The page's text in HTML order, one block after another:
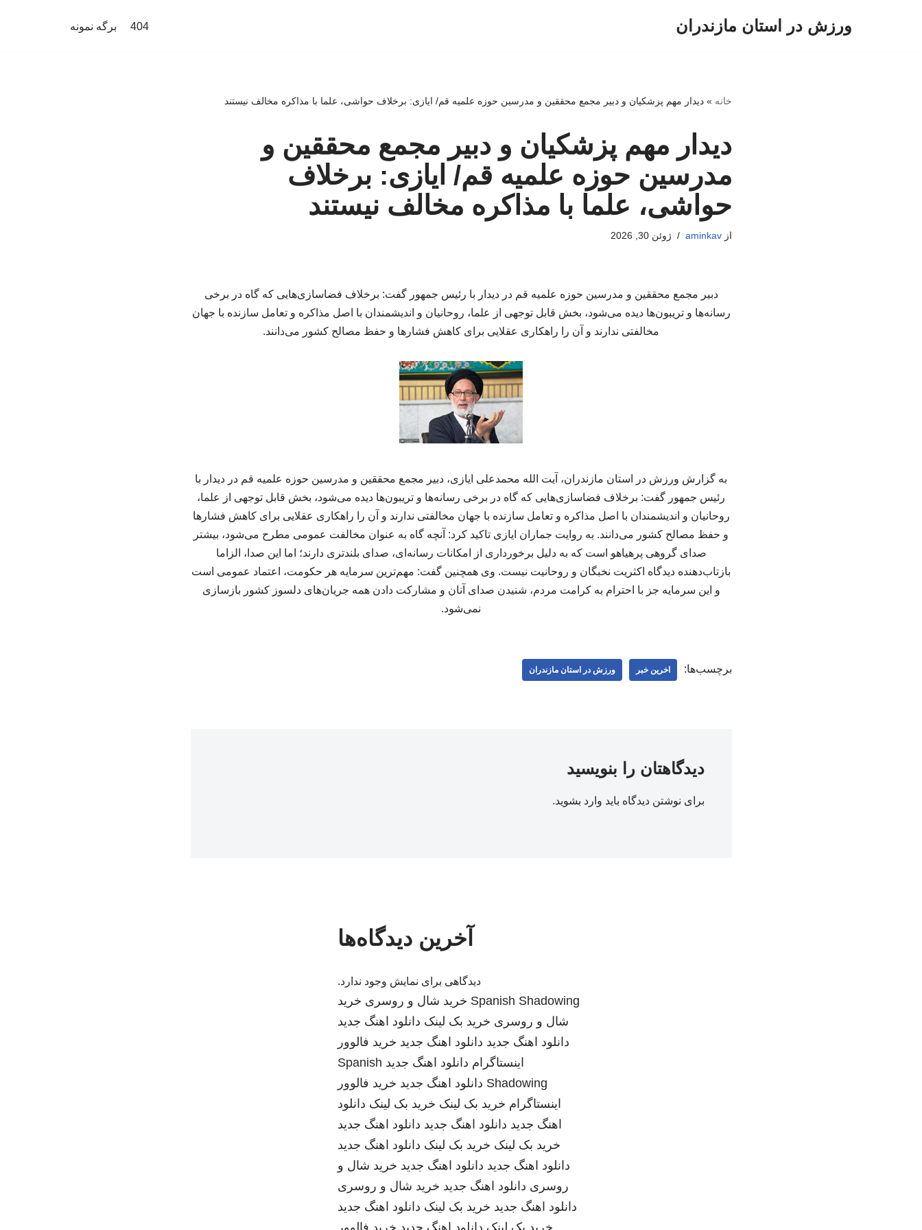
ورزش در استان مازندران 404 برگه نمونه
خانه »دیدار مهم پزشکیان و دبیر مجمع محققین و مدرسین حوزه علمیه قم/ ایازی: برخلاف حواشی، علما با مذاکره مخالف نیستند
دیدار مهم پزشکیان و دبیر مجمع محققین و
مدرسین حوزه علمیه قم/ ایازی: برخلاف
حواشی، علما با مذاکره مخالف نیستند
ازaminkav ژوئن 30, 2026
دبیر مجمع محققین و مدرسین حوزه علمیه قم در دیدار با رئیس جمهور گفت: برخلاف فضاسازی‌هایی که گاه در برخی
رسانه‌ها و تریبون‌ها دیده می‌شود، بخش قابل توجهی از علما، روحانیان و اندیشمندان با اصل مذاکره و تعامل سازنده با جهان
مخالفتی ندارند و آن را راهکاری عقلایی برای کاهش فشارها و حفظ مصالح کشور می‌دانند.
به گزارش ورزش در استان مازندران، آیت الله محمدعلی ایازی، دبیر مجمع محققین و مدرسین حوزه علمیه قم در دیدار با
رئیس جمهور گفت: برخلاف فضاسازی‌هایی که گاه در برخی رسانه‌ها و تریبون‌ها دیده می‌شود، بخش قابل توجهی از علما،
روحانیان و اندیشمندان با اصل مذاکره و تعامل سازنده با جهان مخالفتی ندارند و آن را راهکاری عقلایی برای کاهش فشارها
و حفظ مصالح کشور می‌دانند. به روایت جماران ایازی تاکید کرد: آنچه گاه به عنوان مخالفت عمومی مطرح می‌شود، بیشتر
صدای گروهی پرهیاهو است که به دلیل برخورداری از امکانات رسانه‌ای، صدای بلندتری دارند؛ اما این صدا، الزاما
بازتاب‌دهنده دیدگاه اکثریت نخبگان و روحانیت نیست. وی همچنین گفت: مهم‌ترین سرمایه هر حکومت، اعتماد عمومی است
و این سرمایه جز با احترام به کرامت مردم، شنیدن صدای آنان و مشارکت دادن همه جریان‌های دلسوز کشور بازسازی
نمی‌شود.
برچسب‌ها: اخرین خبر ورزش در استان مازندران
دیدگاهتان را بنویسید
برای نوشتن دیدگاه باید وارد بشوید.
آخرین دیدگاه‌ها
دیدگاهی برای نمایش وجود ندارد.
Spanish Shadowing خرید شال و روسری خرید
شال و روسری خرید بک لینک دانلود اهنگ جدید
دانلود اهنگ جدید دانلود اهنگ جدید خرید فالوور
اینستاگرام دانلود اهنگ جدید Spanish
Shadowing دانلود اهنگ جدید خرید فالوور
اینستاگرام خرید بک لینک خرید بک لینک دانلود
اهنگ جدید دانلود اهنگ جدید دانلود اهنگ جدید
خرید بک لینک خرید بک لینک دانلود اهنگ جدید
دانلود اهنگ جدید دانلود اهنگ جدید خرید شال و
روسری دانلود اهنگ جدید خرید شال و روسری
دانلود اهنگ جدید خرید بک لینک دانلود اهنگ جدید
خرید بک لینک دانلود اهنگ جدید خرید فالوور